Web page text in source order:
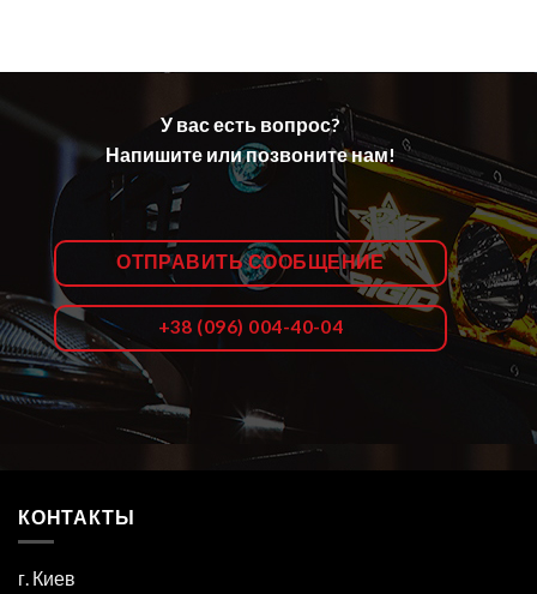
У вас есть вопрос?
Напишите или позвоните нам!
ОТПРАВИТЬ СООБЩЕНИЕ
+38 (096) 004-40-04
КОНТАКТЫ
г. Киев